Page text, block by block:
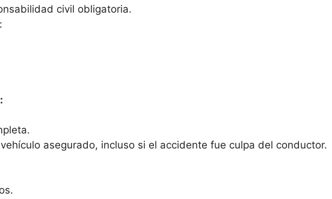
civil obligatoria.
asegurado, incluso si el accidente fue culpa del conductor.